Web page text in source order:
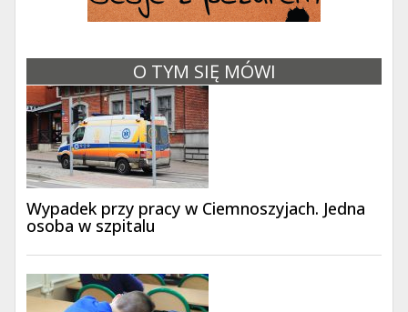
O TYM SIĘ MÓWI
Wypadek przy pracy w Ciemnoszyjach. Jedna
osoba w szpitalu